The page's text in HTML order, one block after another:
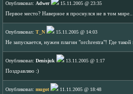
Опубликовал: Adwer
15.11.2005 @ 23:35
Первое место? Наверное я проснулся не в том
Опубликовал: T_N
15.11.2005 @ 14:03
Не запускается, нужен плагин "orchrestra"! Где такой
Опубликовал: Denisjuk
13.11.2005 @ 1:17
Поздравляю :)
Опубликовал: mugot
11.11.2005 @ 18:48